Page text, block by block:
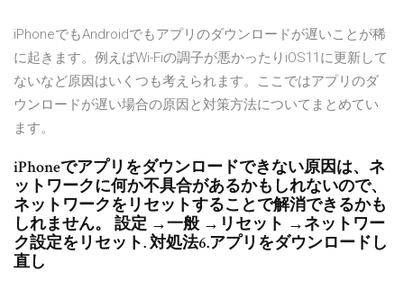
iPhoneでもAndroidでもアプリのダウンロードが遅いことが稀
に起きます。例えばWi-Fiの調子が悪かったりiOS11に更新して
ないなど原因はいくつも考えられます。ここではアプリのダ
ウンロードが遅い場合の原因と対策方法についてまとめてい
ます。
iPhoneでアプリをダウンロードできない原因は、ネ
ットワークに何か不具合があるかもしれないので、
ネットワークをリセットすることで解消できるかも
しれません。 設定 →一般 →リセット →ネットワー
ク設定をリセット. 対処法6.アプリをダウンロードし
直し